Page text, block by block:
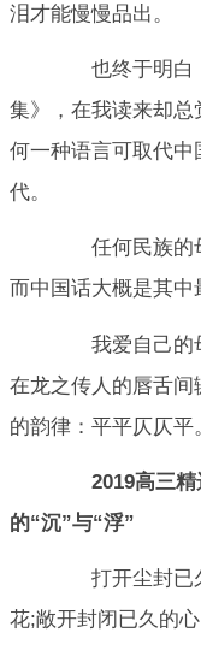
泪才能慢慢品出。
也终于明白，
集》，在我读来却
何一种语言可取代
代。
任何民族的母
而中国话大概是其中
我爱自己的母
在龙之传人的唇舌
的韵律：平平仄仄平
2019高三精
的“沉”与“浮”
打开尘封已久
花;敞开封闭已久的